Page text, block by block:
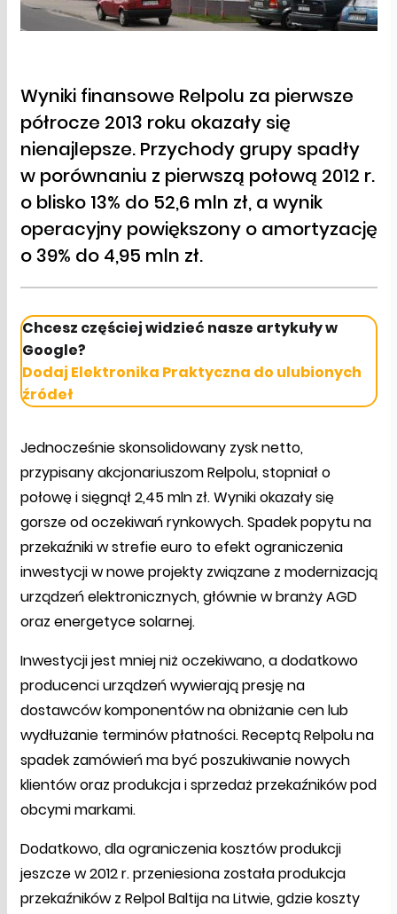
Wyniki finansowe Relpolu za pierwsze
półrocze 2013 roku okazały się
nienajlepsze. Przychody grupy spadły
w porównaniu z pierwszą połową 2012 r.
o blisko 13% do 52,6 mln zł, a wynik
operacyjny powiększony o amortyzację
o 39% do 4,95 mln zł.
Chcesz częściej widzieć nasze artykuły w
Google?
Dodaj Elektronika Praktyczna do ulubionych
źródeł
Jednocześnie skonsolidowany zysk netto,
przypisany akcjonariuszom Relpolu, stopniał o
połowę i sięgnął 2,45 mln zł. Wyniki okazały się
gorsze od oczekiwań rynkowych. Spadek popytu na
przekaźniki w strefie euro to efekt ograniczenia
inwestycji w nowe projekty związane z modernizacją
urządzeń elektronicznych, głównie w branży AGD
oraz energetyce solarnej.
Inwestycji jest mniej niż oczekiwano, a dodatkowo
producenci urządzeń wywierają presję na
dostawców komponentów na obniżanie cen lub
wydłużanie terminów płatności. Receptą Relpolu na
spadek zamówień ma być poszukiwanie nowych
klientów oraz produkcja i sprzedaż przekaźników pod
obcymi markami.
Dodatkowo, dla ograniczenia kosztów produkcji
jeszcze w 2012 r. przeniesiona została produkcja
przekaźników z Relpol Baltija na Litwie, gdzie koszty